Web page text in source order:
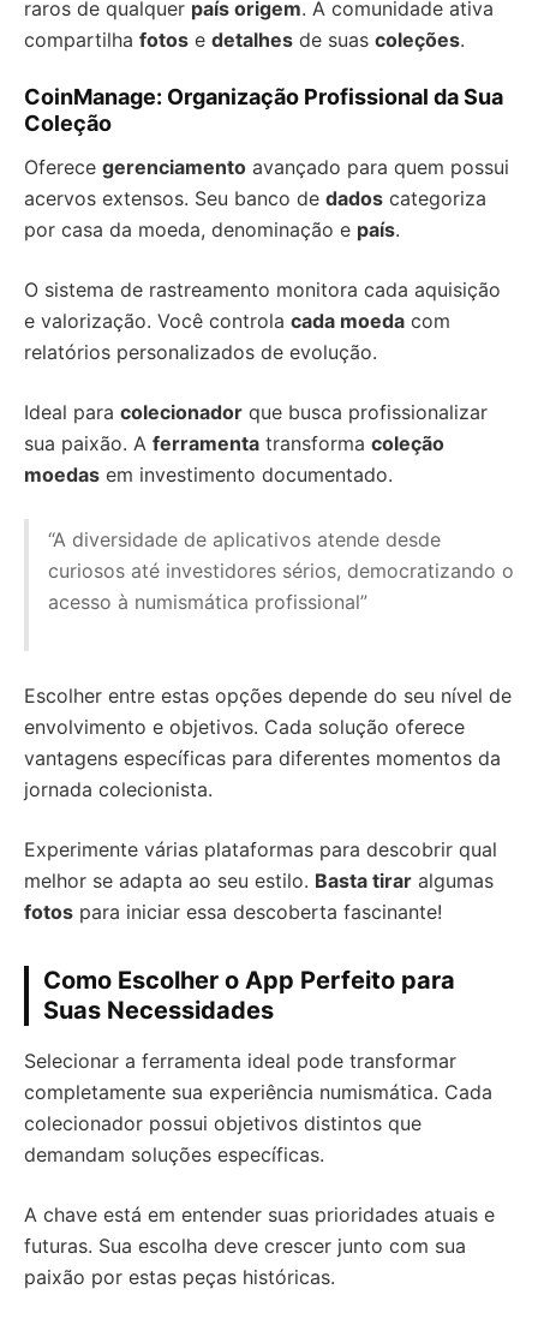
raros de qualquer país origem. A comunidade ativa
compartilha fotos e detalhes de suas coleções.
CoinManage: Organização Profissional da Sua
Coleção
Oferece gerenciamento avançado para quem possui
acervos extensos. Seu banco de dados categoriza
por casa da moeda, denominação e país.
O sistema de rastreamento monitora cada aquisição
e valorização. Você controla cada moeda com
relatórios personalizados de evolução.
Ideal para colecionador que busca profissionalizar
sua paixão. A ferramenta transforma coleção
moedas em investimento documentado.
“A diversidade de aplicativos atende desde
curiosos até investidores sérios, democratizando o
acesso à numismática profissional”
Escolher entre estas opções depende do seu nível de
envolvimento e objetivos. Cada solução oferece
vantagens específicas para diferentes momentos da
jornada colecionista.
Experimente várias plataformas para descobrir qual
melhor se adapta ao seu estilo. Basta tirar algumas
fotos para iniciar essa descoberta fascinante!
Como Escolher o App Perfeito para
Suas Necessidades
Selecionar a ferramenta ideal pode transformar
completamente sua experiência numismática. Cada
colecionador possui objetivos distintos que
demandam soluções específicas.
A chave está em entender suas prioridades atuais e
futuras. Sua escolha deve crescer junto com sua
paixão por estas peças históricas.